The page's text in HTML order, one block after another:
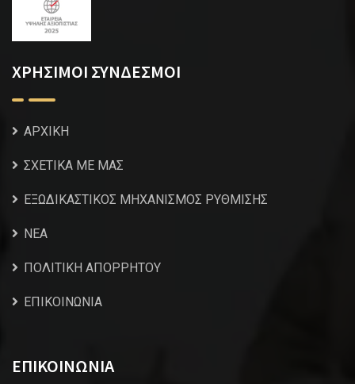
ΧΡΗΣΙΜΟΙ ΣΥΝΔΕΣΜΟΙ
ΑΡΧΙΚΗ
ΣΧΕΤΙΚΑ ΜΕ ΜΑΣ
ΕΞΩΔΙΚΑΣΤΙΚΟΣ ΜΗΧΑΝΙΣΜΟΣ ΡΥΘΜΙΣΗΣ
NEA
ΠΟΛΙΤΙΚΗ ΑΠΟΡΡΗΤΟΥ
ΕΠΙΚΟΙΝΩΝΙΑ
ΕΠΙΚΟΙΝΩΝΙΑ